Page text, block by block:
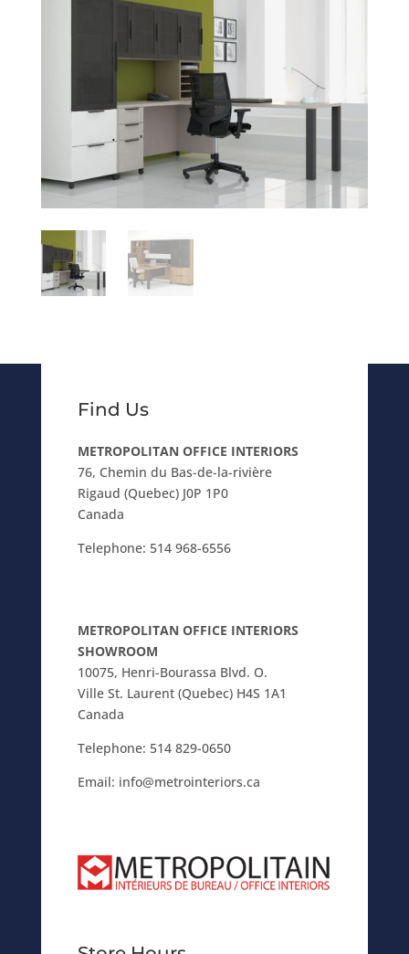
Find Us
METROPOLITAN OFFICE INTERIORS
76, Chemin du Bas-de-la-rivière
Rigaud (Quebec) J0P 1P0
Canada
Telephone: 514 968-6556
METROPOLITAN OFFICE INTERIORS
SHOWROOM
10075, Henri-Bourassa Blvd. O.
Ville St. Laurent (Quebec) H4S 1A1
Canada
Telephone: 514 829-0650
Email: info@metrointeriors.ca